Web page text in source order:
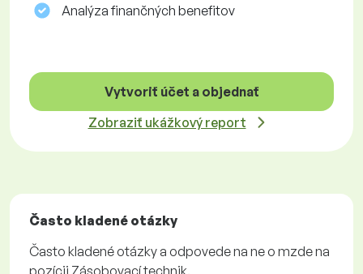
Analýza finančných benefitov
Vytvoriť účet a objednať
Zobraziť ukážkový report
Často kladené otázky
Často kladené otázky a odpovede na ne o mzde na